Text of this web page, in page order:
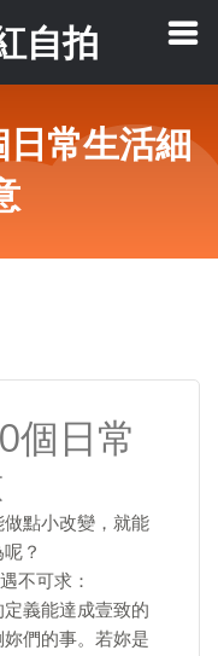
自拍
常生活細
個日常
點小改變，就能
？
不可求：
義能達成壹致的
們的事。若妳是